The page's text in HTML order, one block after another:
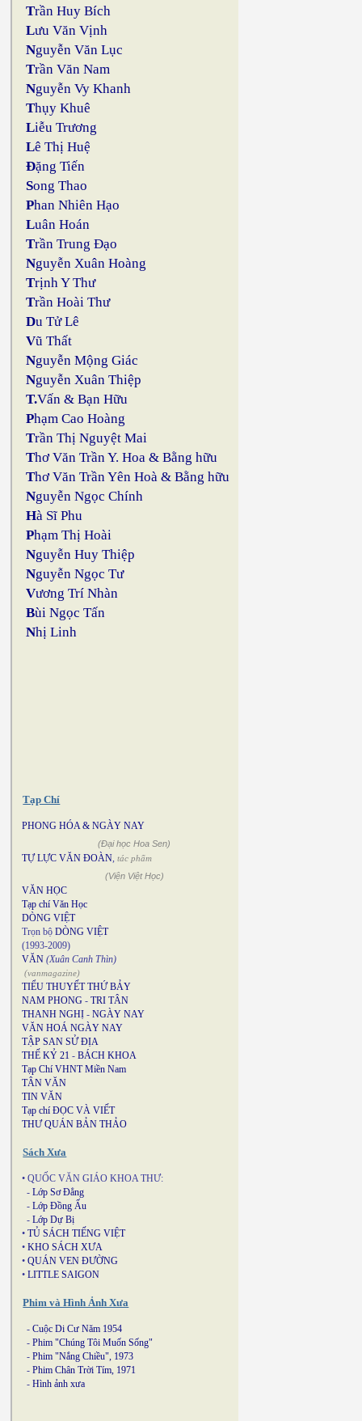
Trần Huy Bích
Lưu Văn Vịnh
Nguyễn Văn Lục
Trần Văn Nam
Nguyễn Vy Khanh
Thụy Khuê
Liễu Trương
Lê Thị Huệ
Đặng Tiến
Song Thao
Phan Nhiên Hạo
Luân Hoán
Trần Trung Đạo
Nguyễn Xuân Hoàng
Trịnh Y Thư
Trần Hoài Thư
Du Tử Lê
Vũ Thất
Nguyễn Mộng Giác
Nguyễn Xuân Thiệp
T.Vấn & Bạn Hữu
Phạm Cao Hoàng
Trần Thị Nguyệt Mai
Thơ Văn Trần Y. Hoa & Bằng hữu
Thơ Văn Trần Yên Hoà & Bằng hữu
Nguyễn Ngọc Chính
Hà Sĩ Phu
Phạm Thị Hoài
Nguyễn Huy Thiệp
Nguyễn Ngọc Tư
Vương Trí Nhàn
Bùi Ngọc Tấn
Nhị Linh
Tạp Chí
PHONG HÓA & NGÀY NAY
(Đại học Hoa Sen)
TỰ LỰC VĂN ĐOÀN, tác phẩm
(Viện Việt Học)
VĂN HỌC
Tạp chí Văn Học
DÒNG VIỆT
Trọn bộ DÒNG VIỆT
(1993-2009)
VĂN (Xuân Canh Thìn)
(vanmagazine)
TIỂU THUYẾT THỨ BẢY
NAM PHONG - TRI TÂN
THANH NGHỊ - NGÀY NAY
VĂN HOÁ NGÀY NAY
TẬP SAN SỬ ĐỊA
THẾ KỶ 21 - BÁCH KHOA
Tạp Chí VHNT Miền Nam
TÂN VĂN
TIN VĂN
Tạp chí ĐỌC VÀ VIẾT
THƯ QUÁN BẢN THẢO
Sách Xưa
• QUỐC VĂN GIÁO KHOA THƯ:
- Lớp Sơ Đẳng
- Lớp Đồng Ấu
- Lớp Dự Bị
• TỦ SÁCH TIẾNG VIỆT
• KHO SÁCH XƯA
• QUÁN VEN ĐƯỜNG
• LITTLE SAIGON
Phim và Hình Ảnh Xưa
- Cuộc Di Cư Năm 1954
- Phim "Chúng Tôi Muốn Sống"
- Phim "Nắng Chiều", 1973
- Phim Chân Trời Tím, 1971
- Hình ảnh xưa